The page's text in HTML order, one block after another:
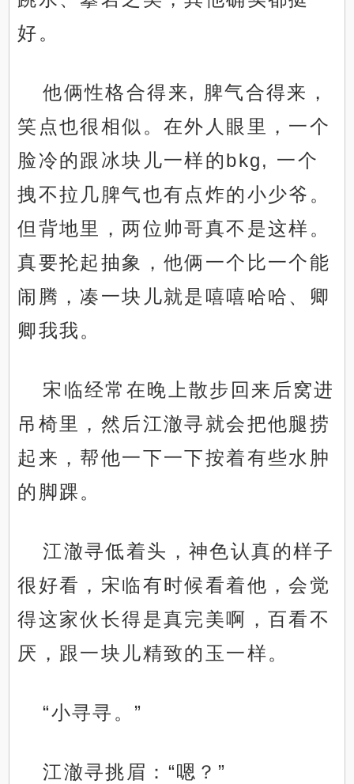
好。
他俩性格合得来, 脾气合得来，
笑点也很相似。在外人眼里，一个
脸冷的跟冰块儿一样的bkg, 一个
拽不拉几脾气也有点炸的小少爷。
但背地里，两位帅哥真不是这样。
真要抡起抽象，他俩一个比一个能
闹腾，凑一块儿就是嘻嘻哈哈、卿
卿我我。
宋临经常在晚上散步回来后窝进
吊椅里，然后江澈寻就会把他腿捞
起来，帮他一下一下按着有些水肿
的脚踝。
江澈寻低着头，神色认真的样子
很好看，宋临有时候看着他，会觉
得这家伙长得是真完美啊，百看不
厌，跟一块儿精致的玉一样。
“小寻寻。”
江澈寻挑眉：“嗯？”